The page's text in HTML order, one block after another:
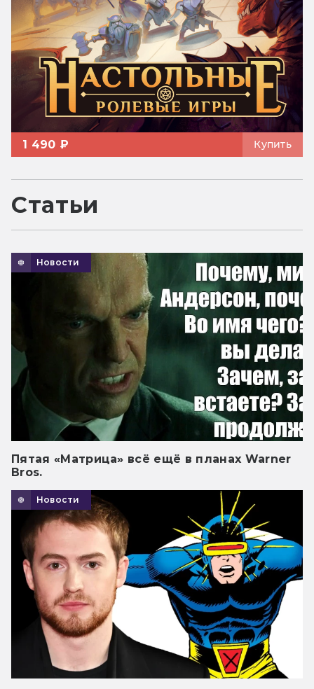
1 490 ₽ Купить
Статьи
Новости
Пятая «Матрица» всё ещё в планах Warner
Bros.
Новости